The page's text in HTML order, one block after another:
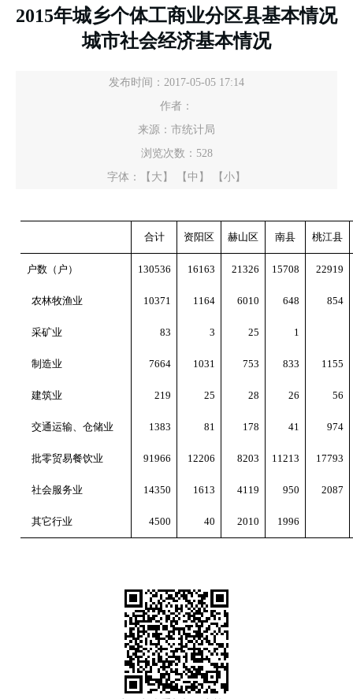
2015年城乡个体工商业分区县基本情况
城市社会经济基本情况
发布时间：2017-05-05 17:14
作者：
来源：市统计局
浏览次数： 528
字体：
【大】 【中】 【小】
合计 资阳区 赫山区 南县 桃江县
户数（户） 130536 16163 21326 15708 22919
农林牧渔业 10371 1164 6010 648 854
采矿业 83 3 25 1
制造业 7664 1031 753 833 1155
建筑业 219 25 28 26 56
交通运输、仓储业 1383 81 178 41 974
批零贸易餐饮业 91966 12206 8203 11213 17793
社会服务业 14350 1613 4119 950 2087
其它行业 4500 40 2010 1996